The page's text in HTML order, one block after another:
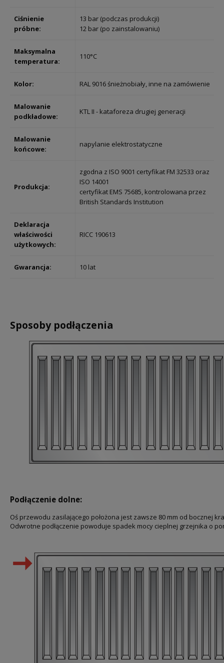
Ciśnienie
próbne:
13 bar (podczas produkcji)
12 bar (po zainstalowaniu)
Maksymalna
temperatura:
110°C
Kolor: RAL 9016 śnieżnobiały, inne na zamówienie
Malowanie
podkładowe:
KTL II - kataforeza drugiej generacji
Malowanie
końcowe:
napylanie elektrostatyczne
Produkcja:
zgodna z ISO 9001 certyfikat FM 32533 oraz
ISO 14001
certyfikat EMS 75685, kontrolowana przez
British Standards Institution
Deklaracja
właściwości
użytkowych:
RICC 190613
Gwarancja: 10 lat
Sposoby podłączenia
Podłączenie dolne:
Oś przewodu zasilającego położona jest zawsze 80 mm od bocznej
Odwrotne podłączenie powoduje spadek mocy cieplnej grzejnika o